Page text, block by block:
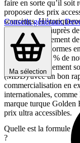
Conseils généraux
Ma sélection
faire en sorte qu’il soit
proposer des prix
sourcings.
d’opportunité auprès
d’usine, changement
sont plus aux normes
aujourd’hui 20 % de
d’approvisionnement
(MDD) avec un bon
commercialisation en
internationales,
marque turque Golden
prix ultra accessibles.
Quelle est la formule
?